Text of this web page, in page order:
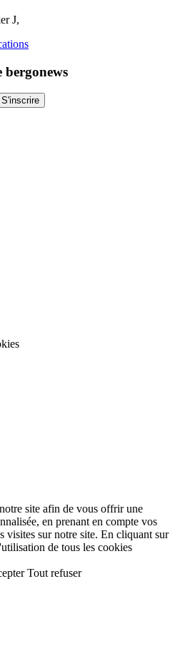
J,
bergonews
S'inscrire
site afin de vous offrir une
en prenant en compte vos
visites sur notre site. En cliquant sur
de tous les cookies
Tout refuser